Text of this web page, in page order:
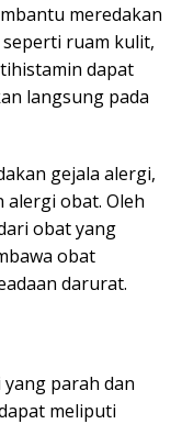
meredakan
ruam kulit,
dapat
langsung pada
gejala alergi,
obat. Oleh
obat yang
obat
darurat.
parah dan
meliputi